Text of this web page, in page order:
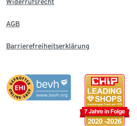
Widerrufsrecht
AGB
Barrierefreiheitserklärung